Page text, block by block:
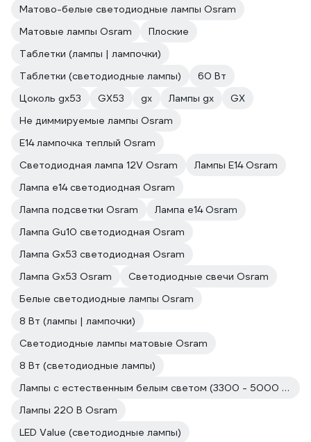
Матово-белые светодиодные лампы Osram
Матовые лампы Osram
Плоские
Таблетки (лампы | лампочки)
Таблетки (светодиодные лампы)
60 Вт
Цоколь gx53
GX53 gx Лампы gx
GX
Не диммируемые лампы Osram
E14 лампочка теплый Osram
Светодиодная лампа 12V Osram
Лампы E14 Osram
Лампа е14 светодиодная Osram
Лампа подсветки Osram
Лампа е14 Osram
Лампа Gu10 светодиодная Osram
Лампа Gx53 светодиодная Osram
Лампа Gx53 Osram
Светодиодные свечи Osram
Белые светодиодные лампы Osram
8 Вт (лампы | лампочки)
Светодиодные лампы матовые Osram
8 Вт (светодиодные лампы)
Лампы с естественным белым светом (3300 - 5000 к) Osram
Лампы 220 В Osram
LED Value (светодиодные лампы)